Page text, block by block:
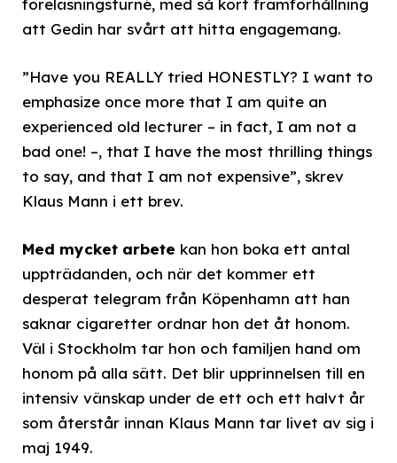
att Gedin har svårt att hitta engagemang.
”Have you REALLY tried HONESTLY? I want to
emphasize once more that I am quite an
experienced old lecturer – in fact, I am not a
bad one! –, that I have the most thrilling things
to say, and that I am not expensive”, skrev
Klaus Mann i ett brev.
Med mycket arbete kan hon boka ett antal
uppträdanden, och när det kommer ett
desperat telegram från Köpenhamn att han
saknar cigaretter ordnar hon det åt honom.
Väl i Stockholm tar hon och familjen hand om
honom på alla sätt. Det blir upprinnelsen till en
intensiv vänskap under de ett och ett halvt år
som återstår innan Klaus Mann tar livet av sig i
maj 1949.